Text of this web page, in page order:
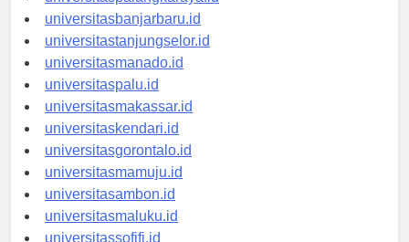
universitaspalangkaraya.id
universitasbanjarbaru.id
universitastanjungselor.id
universitasmanado.id
universitaspalu.id
universitasmakassar.id
universitaskendari.id
universitasgorontalo.id
universitasmamuju.id
universitasambon.id
universitasmaluku.id